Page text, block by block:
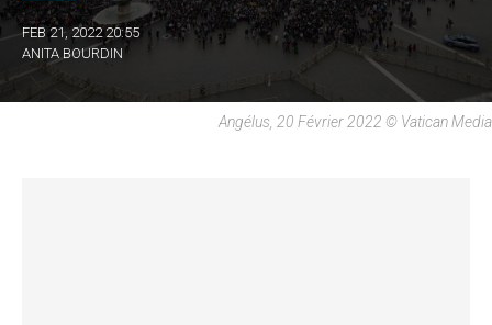
FEB 21, 2022 20:55
ANITA BOURDIN
Angélus, 20 Février 2022 © Vatican Media